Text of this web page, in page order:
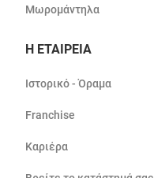
Μωρομάντηλα
Η ΕΤΑΙΡΕΙΑ
Ιστορικό - Όραμα
Franchise
Καριέρα